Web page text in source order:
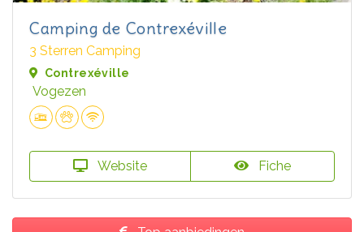
Camping de Contrexéville
3 Sterren Camping
Contrexéville
Vogezen
Website Fiche